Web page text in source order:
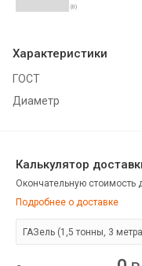
(0)
Характеристики
ГОСТ
Диаметр
Калькулятор
Окончательную стоимость
Подробнее о доставке